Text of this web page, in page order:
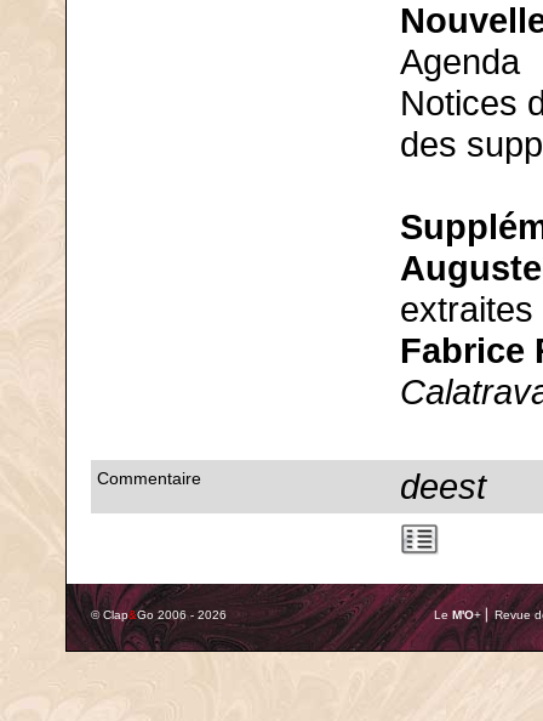
Agenda
Notices
des
Fabrice
Commentaire deest
© Clap&Go 2006 - 2026 Le M'O+ ⎢ Revue